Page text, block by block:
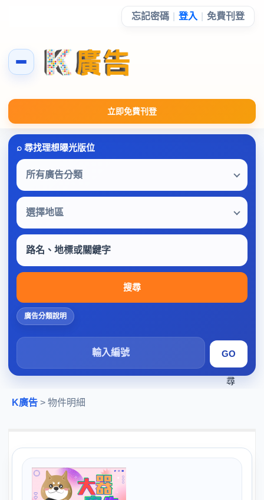
立即免費刊登
忘記密碼 登入 免費刊登
所有廣告分類
選擇地區
搜尋
廣告分類說明
搜
尋
K廣告 > 物件明細